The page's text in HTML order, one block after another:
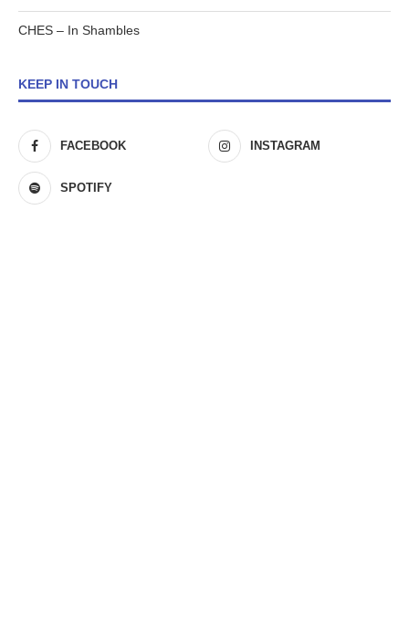
CHES – In Shambles
KEEP IN TOUCH
FACEBOOK INSTAGRAM
SPOTIFY